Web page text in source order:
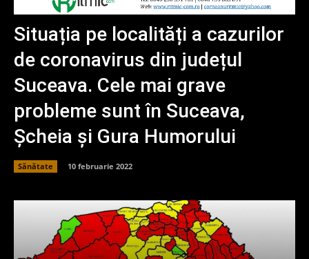
Situația pe localități a cazurilor
de coronavirus din județul
Suceava. Cele mai grave
probleme sunt în Suceava,
Șcheia și Gura Humorului
Sănătate 10 februarie 2022